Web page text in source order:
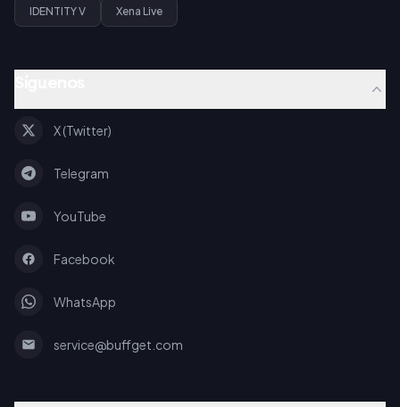
IDENTITY V Xena Live
X (Twitter)
Telegram
YouTube
Facebook
WhatsApp
service@buffget.com